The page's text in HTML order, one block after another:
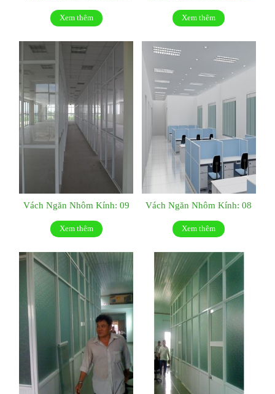
Xem thêm Xem thêm
Vách Ngăn Nhôm Kính: 09
Xem thêm
Vách Ngăn Nhôm Kính: 08
Xem thêm